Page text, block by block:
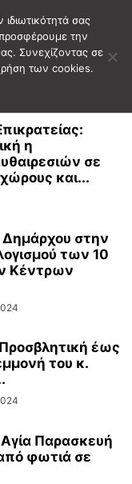
2024
η
σε
και...
στην
των 10
Κέντρων
έως
του κ.
Παρασκευή
φωτιά σε
σας
την
Συνεχίζοντας σε
των cookies.